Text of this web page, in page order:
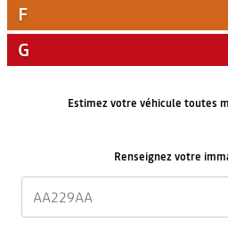
F
G
Estimez votre véhicule toutes
Renseignez votre